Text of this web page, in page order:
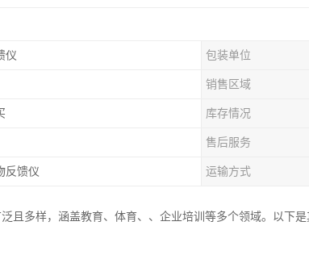
仪 包装单位
销售区域
库存情况
售后服务
反馈仪 运输方式
且多样，涵盖教育、体育、、企业培训等多个领域。以下是